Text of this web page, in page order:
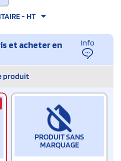
- HT
et acheter en
Info
produit
PRODUIT SANS
MARQUAGE